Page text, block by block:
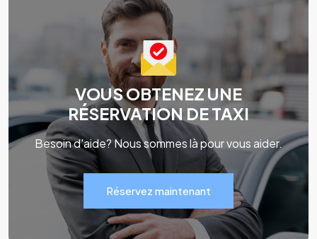
VOUS OBTENEZ UNE
RÉSERVATION DE TAXI
Besoin d'aide? Nous sommes là pour vous aider.
Réservez maintenant